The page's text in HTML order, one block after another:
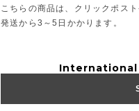
こちらの商品は、クリックポス
発送から3～5日かかります。
International